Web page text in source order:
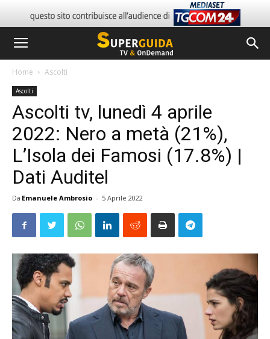
Home Ascolti
Ascolti
Ascolti tv, lunedì 4 aprile
2022: Nero a metà (21%),
L’Isola dei Famosi (17.8%) |
Dati Auditel
Da Emanuele Ambrosio - 5 Aprile 2022